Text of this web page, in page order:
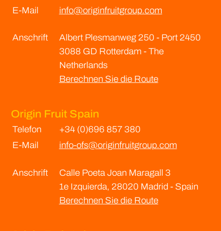
E-Mail
info@originfruitgroup.com
Anschrift
Albert Plesmanweg 250 - Port 2450
3088 GD Rotterdam - The
Netherlands
Berechnen Sie die Route
Origin Fruit Spain
Telefon
+34 (0)696 857 380
E-Mail
info-ofs@originfruitgroup.com
Anschrift
Calle Poeta Joan Maragall 3
1e Izquierda, 28020 Madrid - Spain
Berechnen Sie die Route